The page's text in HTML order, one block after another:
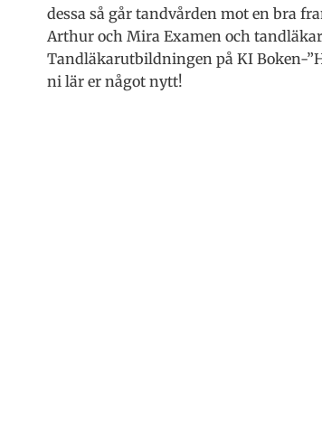
dessa så går tandvården mot en bra
Arthur och Mira Examen och
Tandläkarutbildningen på KI Boken-
ni lär er något nytt!